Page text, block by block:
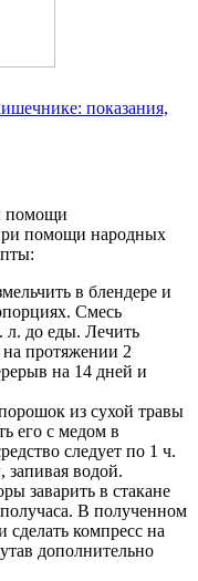
показания,
помощи
помощи народных
в блендере и
Смесь
л. до еды. Лечить
протяжении 2
на 14 дней и
из сухой травы
его с медом в
следует по 1 ч.
водой.
заварить в стакане
В полученном
компресс на
дополнительно